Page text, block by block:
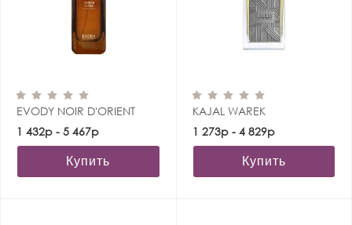
EVODY NOIR D'ORIENT
1 432р - 5 467р
Купить
KAJAL WAREK
1 273р - 4 829р
Купить